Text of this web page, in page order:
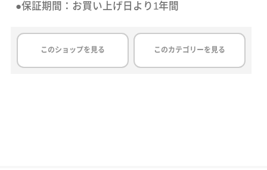
●保証期間：お買い上げ日より1年間
このショップを見る このカテゴリーを見る